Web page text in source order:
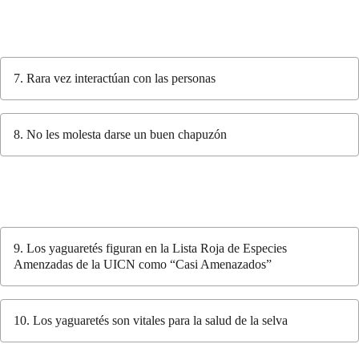
7. Rara vez interactúan con las personas
8. No les molesta darse un buen chapuzón
9. Los yaguaretés figuran en la Lista Roja de Especies
Amenzadas de la UICN como “Casi Amenazados”
10. Los yaguaretés son vitales para la salud de la selva